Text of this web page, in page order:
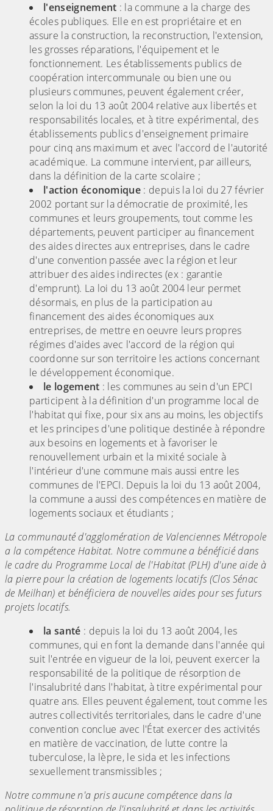
l'enseignement : la commune a la charge des
écoles publiques. Elle en est propriétaire et en
assure la construction, la reconstruction, l'extension,
les grosses réparations, l'équipement et le
fonctionnement. Les établissements publics de
coopération intercommunale ou bien une ou
plusieurs communes, peuvent également créer,
selon la loi du 13 août 2004 relative aux libertés et
responsabilités locales, et à titre expérimental, des
établissements publics d'enseignement primaire
pour cinq ans maximum et avec l'accord de l'autorité
académique. La commune intervient, par ailleurs,
dans la définition de la carte scolaire ;
l'action économique : depuis la loi du 27 février
2002 portant sur la démocratie de proximité, les
communes et leurs groupements, tout comme les
départements, peuvent participer au financement
des aides directes aux entreprises, dans le cadre
d'une convention passée avec la région et leur
attribuer des aides indirectes (ex : garantie
d'emprunt). La loi du 13 août 2004 leur permet
désormais, en plus de la participation au
financement des aides économiques aux
entreprises, de mettre en oeuvre leurs propres
régimes d'aides avec l'accord de la région qui
coordonne sur son territoire les actions concernant
le développement économique.
le logement : les communes au sein d'un EPCI
participent à la définition d'un programme local de
l'habitat qui fixe, pour six ans au moins, les objectifs
et les principes d'une politique destinée à répondre
aux besoins en logements et à favoriser le
renouvellement urbain et la mixité sociale à
l'intérieur d'une commune mais aussi entre les
communes de l'EPCI. Depuis la loi du 13 août 2004,
la commune a aussi des compétences en matière de
logements sociaux et étudiants ;
La communauté d'agglomération de Valenciennes Métropole
a la compétence Habitat. Notre commune a bénéficié dans
le cadre du Programme Local de l'Habitat (PLH) d'une aide à
la pierre pour la création de logements locatifs (Clos Sénac
de Meilhan) et bénéficiera de nouvelles aides pour ses futurs
projets locatifs.
la santé : depuis la loi du 13 août 2004, les
communes, qui en font la demande dans l'année qui
suit l'entrée en vigueur de la loi, peuvent exercer la
responsabilité de la politique de résorption de
l'insalubrité dans l'habitat, à titre expérimental pour
quatre ans. Elles peuvent également, tout comme les
autres collectivités territoriales, dans le cadre d'une
convention conclue avec l'État exercer des activités
en matière de vaccination, de lutte contre la
tuberculose, la lèpre, le sida et les infections
sexuellement transmissibles ;
Notre commune n'a pris aucune compétence dans la